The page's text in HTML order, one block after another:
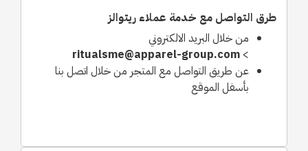
طرق التواصل مع خدمة عملاء ريتوالز
من خلال البريد الالكتروني
>
ritualsme@apparel-group.com
عن طريق التواصل مع المتجر من خلال اتصل بنا
بأسفل الموقع